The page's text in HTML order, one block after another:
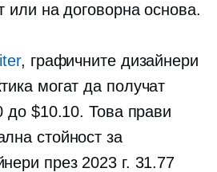
или на договорна основа.
, графичните дизайнери
могат да получат
до $10.10. Това прави
стойност за
през 2023 г. 31.77